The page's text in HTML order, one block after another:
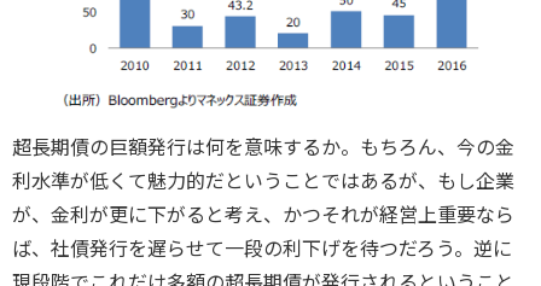
超長期債の巨額発行は何を意味するか。もちろん、今の金
利水準が低くて魅力的だということではあるが、もし企業
が、金利が更に下がると考え、かつそれが経営上重要なら
ば、社債発行を遅らせて一段の利下げを待つだろう。逆に